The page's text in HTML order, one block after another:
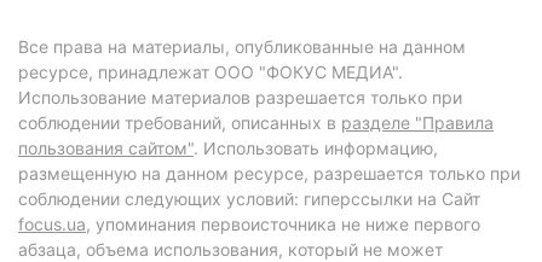
Все права на материалы, опубликованные на данном
ресурсе, принадлежат ООО "ФОКУС МЕДИА".
Использование материалов разрешается только при
соблюдении требований, описанных в разделе "Правила
пользования сайтом". Использовать информацию,
размещенную на данном ресурсе, разрешается только при
соблюдении следующих условий: гиперссылки на Сайт
focus.ua, упоминания первоисточника не ниже первого
абзаца, объема использования, который не может